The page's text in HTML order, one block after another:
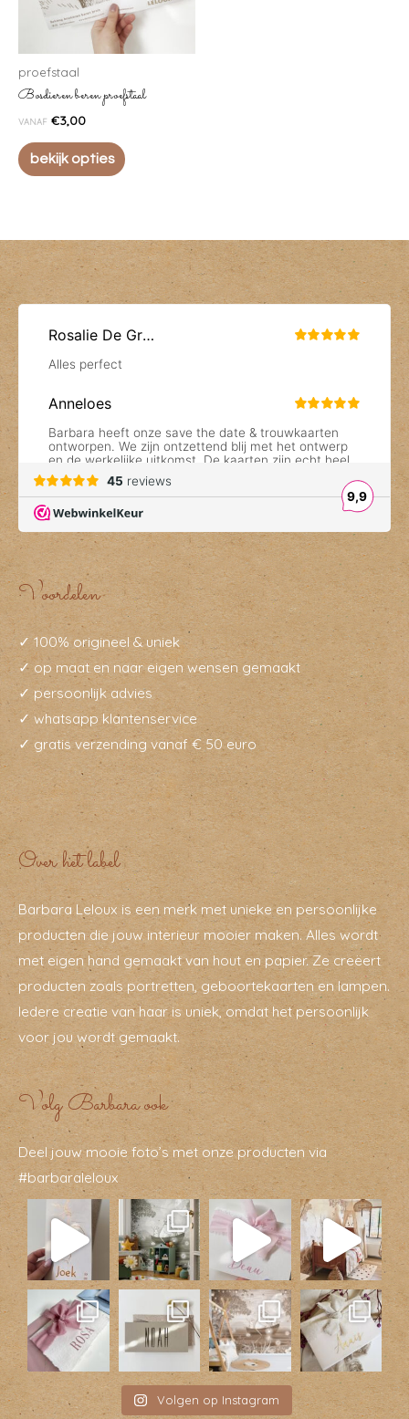
proefstaal
Bosdieren beren proefstaal
VANAF €3,00
bekijk opties
Voordelen
✓ 100% origineel & uniek
✓ op maat en naar eigen wensen gemaakt
✓ persoonlijk advies
✓ whatsapp klantenservice
✓ gratis verzending vanaf € 50 euro
Over het label
Barbara Leloux is een merk met unieke en persoonlijke
producten die jouw interieur mooier maken. Alles wordt
met eigen hand gemaakt van hout en papier. Ze creëert
producten zoals portretten, geboortekaarten en lampen.
Iedere creatie van haar is uniek, omdat het persoonlijk
voor jou wordt gemaakt.
Volg Barbara ook
Deel jouw mooie foto’s met onze producten via
#barbaraleloux
Volgen op Instagram